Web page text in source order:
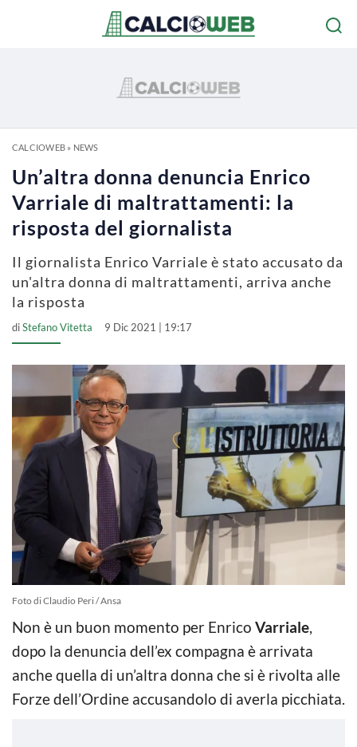
CALCIOWEB» NEWS
Un’altra donna denuncia Enrico
Varriale di maltrattamenti: la
risposta del giornalista
Il giornalista Enrico Varriale è stato accusato da
un'altra donna di maltrattamenti, arriva anche
la risposta
diStefano Vitetta 9 Dic 2021 | 19:17
Foto di Claudio Peri / Ansa
Non è un buon momento per Enrico Varriale,
dopo la denuncia dell’ex compagna è arrivata
anche quella di un’altra donna che si è rivolta alle
Forze dell’Ordine accusandolo di averla picchiata.